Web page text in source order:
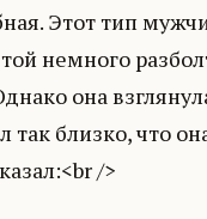
Этот тип
немного
она
близко, что
/>